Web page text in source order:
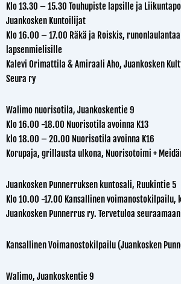
Klo 13.30 – 15.30 Touhupiste lapsille ja
Juankosken Kuntoilijat
Klo 16.00 – 17.00 Räkä ja Roiskis,
lapsenmielisille
Kalevi Orimattila & Amiraali Aho, Juankosken
Seura ry
Walimo nuorisotila, Juankoskentie 9
Klo 16.00 -18.00 Nuorisotila avoinna K13
klo 18.00 – 20.00 Nuorisotila avoinna K16
Korupaja, grillausta ulkona, Nuorisotoimi +
Juankosken Punnerruksen kuntosali, Ruukintie 5
Klo 10.00 -17.00 Kansallinen
Juankosken Punnerrus ry. Tervetuloa
Kansallinen Voimanostokilpailu (Juankosken
Walimo, Juankoskentie 9